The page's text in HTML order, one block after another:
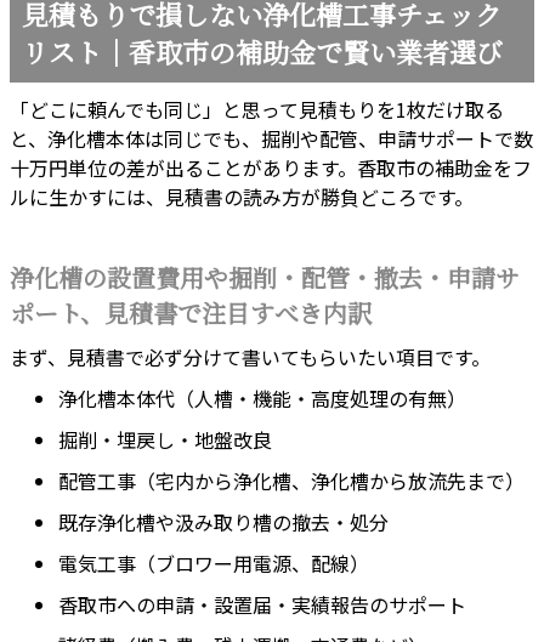
見積もりで損しない浄化槽工事チェック
リスト｜香取市の補助金で賢い業者選び
「どこに頼んでも同じ」と思って見積もりを1枚だけ取る
と、浄化槽本体は同じでも、掘削や配管、申請サポートで数
十万円単位の差が出ることがあります。香取市の補助金をフ
ルに生かすには、見積書の読み方が勝負どころです。
浄化槽の設置費用や掘削・配管・撤去・申請サ
ポート、見積書で注目すべき内訳
まず、見積書で必ず分けて書いてもらいたい項目です。
浄化槽本体代（人槽・機能・高度処理の有無）
掘削・埋戻し・地盤改良
配管工事（宅内から浄化槽、浄化槽から放流先まで）
既存浄化槽や汲み取り槽の撤去・処分
電気工事（ブロワー用電源、配線）
香取市への申請・設置届・実績報告のサポート